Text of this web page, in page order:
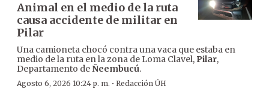
Animal en el medio de la ruta
causa accidente de militar en
Pilar
Una camioneta chocó contra una vaca que estaba en
medio de la ruta en la zona de Loma Clavel, Pilar,
Departamento deÑeembucú.
Agosto 6, 2026 10:24 p. m. · Redacción ÚH